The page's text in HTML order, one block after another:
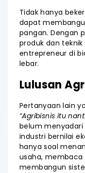
Tidak hanya
dapat
pangan. Dengan
produk dan
entrepreneur di
lebar.
Lulusan
Pertanyaan lain
“Agribisnis itu
belum
industri bernilai
hanya soal
usaha, membaca
membangun